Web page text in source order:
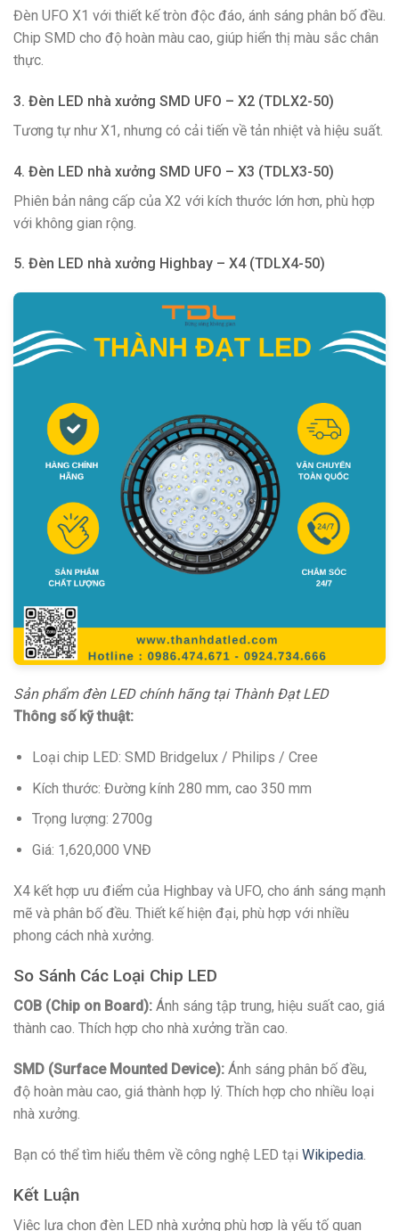
Đèn UFO X1 với thiết kế tròn độc đáo, ánh sáng phân bố đều.
Chip SMD cho độ hoàn màu cao, giúp hiển thị màu sắc chân
thực.
3. Đèn LED nhà xưởng SMD UFO – X2 (TDLX2-50)
Tương tự như X1, nhưng có cải tiến về tản nhiệt và hiệu suất.
4. Đèn LED nhà xưởng SMD UFO – X3 (TDLX3-50)
Phiên bản nâng cấp của X2 với kích thước lớn hơn, phù hợp
với không gian rộng.
5. Đèn LED nhà xưởng Highbay – X4 (TDLX4-50)
Sản phẩm đèn LED chính hãng tại Thành Đạt LED
Thông số kỹ thuật:
Loại chip LED: SMD Bridgelux / Philips / Cree
Kích thước: Đường kính 280 mm, cao 350 mm
Trọng lượng: 2700g
Giá: 1,620,000 VNĐ
X4 kết hợp ưu điểm của Highbay và UFO, cho ánh sáng mạnh
mẽ và phân bố đều. Thiết kế hiện đại, phù hợp với nhiều
phong cách nhà xưởng.
So Sánh Các Loại Chip LED
COB (Chip on Board): Ánh sáng tập trung, hiệu suất cao, giá
thành cao. Thích hợp cho nhà xưởng trần cao.
SMD (Surface Mounted Device): Ánh sáng phân bố đều,
độ hoàn màu cao, giá thành hợp lý. Thích hợp cho nhiều loại
nhà xưởng.
Bạn có thể tìm hiểu thêm về công nghệ LED tại Wikipedia.
Kết Luận
Việc lựa chọn đèn LED nhà xưởng phù hợp là yếu tố quan